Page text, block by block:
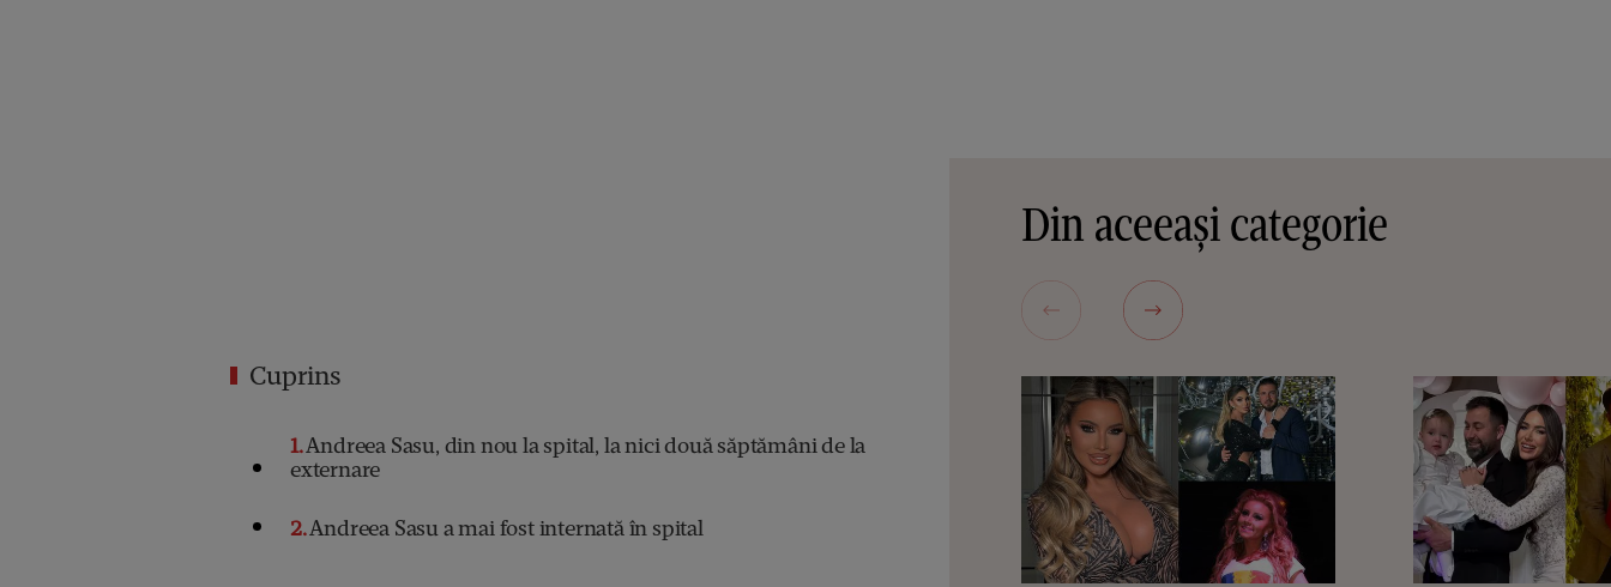
Cuprins
1Andreea Sasu, din nou la spital, la nici două săptămâni de la
externare
2Andreea Sasu a mai fost internată în spital
Din aceeași categorie